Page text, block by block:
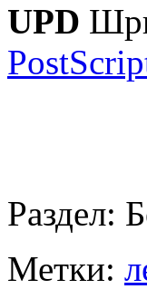
UPD
Раздел:
Метки: